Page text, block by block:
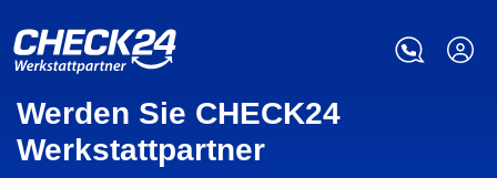
Werden Sie CHECK24
Werkstattpartner